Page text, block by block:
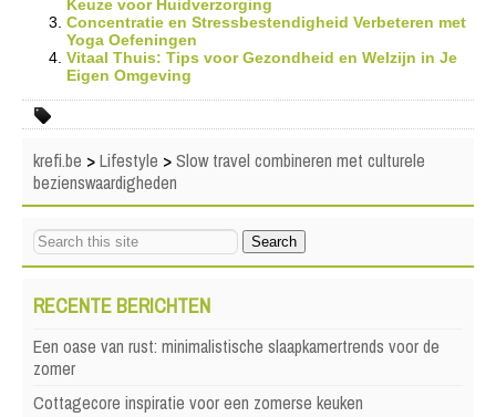
Keuze voor Huidverzorging
Concentratie en Stressbestendigheid Verbeteren met
Yoga Oefeningen
Vitaal Thuis: Tips voor Gezondheid en Welzijn in Je
Eigen Omgeving
krefi.be >Lifestyle >Slow travel combineren met culturele
bezienswaardigheden
RECENTE BERICHTEN
Een oase van rust: minimalistische slaapkamertrends voor de
zomer
Cottagecore inspiratie voor een zomerse keuken